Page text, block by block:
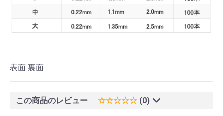
表面 裏面
この商品のレビュー ☆☆☆☆☆ (0)